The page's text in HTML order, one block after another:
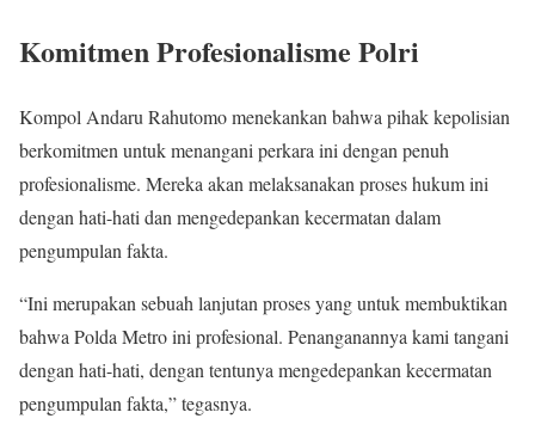
Komitmen Profesionalisme Polri
Kompol Andaru Rahutomo menekankan bahwa pihak kepolisian
berkomitmen untuk menangani perkara ini dengan penuh
profesionalisme. Mereka akan melaksanakan proses hukum ini
dengan hati-hati dan mengedepankan kecermatan dalam
pengumpulan fakta.
“Ini merupakan sebuah lanjutan proses yang untuk membuktikan
bahwa Polda Metro ini profesional. Penanganannya kami tangani
dengan hati-hati, dengan tentunya mengedepankan kecermatan
pengumpulan fakta,” tegasnya.